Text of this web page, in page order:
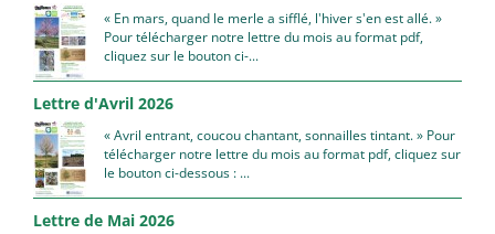
« En mars, quand le merle a sifflé, l'hiver s'en est allé. »
Pour télécharger notre lettre du mois au format pdf,
cliquez sur le bouton ci-...
Lettre d'Avril 2026
« Avril entrant, coucou chantant, sonnailles tintant. » Pour
télécharger notre lettre du mois au format pdf, cliquez sur
le bouton ci-dessous : ...
Lettre de Mai 2026